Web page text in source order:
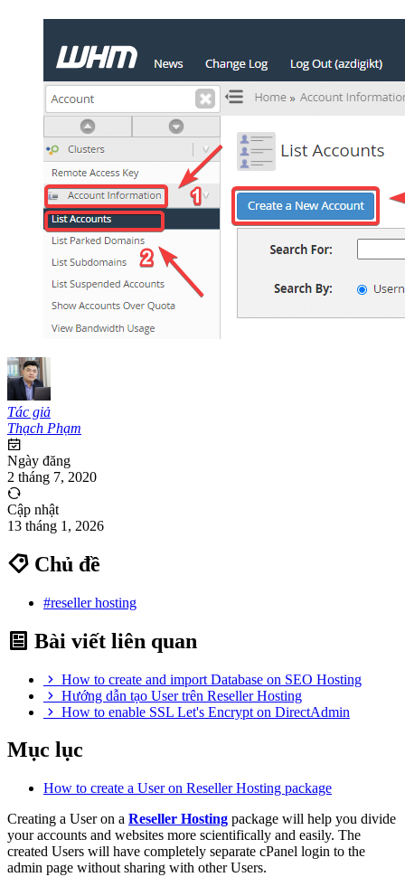
Tác giả
Thạch Phạm
Ngày đăng
2 tháng 7, 2020
Cập nhật
13 tháng 1, 2026
Chủ đề
#reseller hosting
Bài viết liên quan
How to create and import Database on SEO Hosting
Hướng dẫn tạo User trên Reseller Hosting
How to enable SSL Let's Encrypt on DirectAdmin
Mục lục
How to create a User on Reseller Hosting package
Creating a User on a Reseller Hosting package will help you divide
your accounts and websites more scientifically and easily. The
created Users will have completely separate cPanel login to the
admin page without sharing with other Users.